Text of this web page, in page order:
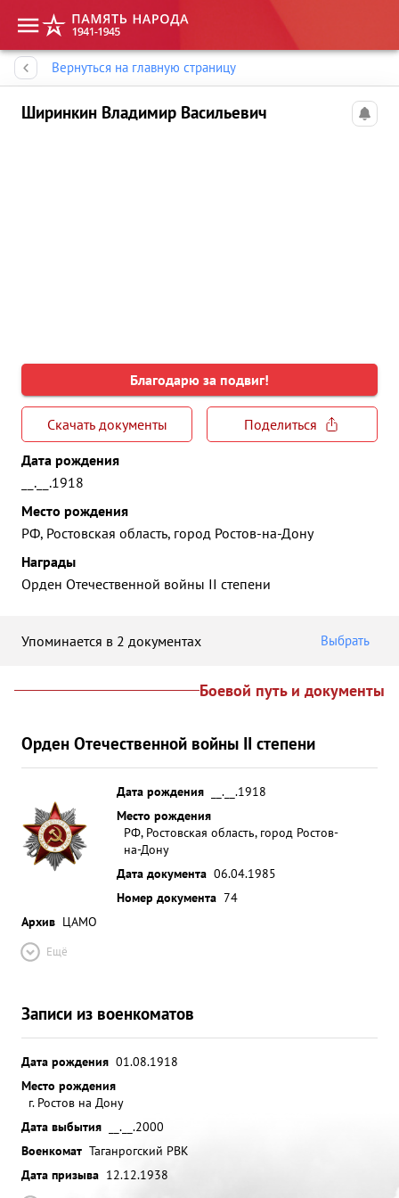
Вернуться на главную страницу
Ширинкин Владимир Васильевич
Благодарю за подвиг!
Скачать документы
Поделиться
Дата рождения
__.__.1918
Место рождения
РФ, Ростовская область, город Ростов-на-Дону
Награды
Орден Отечественной войны II степени
Упоминается в 2 документах Выбрать
Боевой путь и документы
Орден Отечественной войны II степени
Дата рождения
__.__.1918
Место рождения
РФ, Ростовская область, город Ростов-
на-Дону
Дата документа 06.04.1985
Номер документа 74
Архив ЦАМО
Ещё
Записи из военкоматов
Дата рождения 01.08.1918
Место рождения
г. Ростов на Дону
Дата выбытия
__.__.2000
Военкомат Таганрогский РВК
Дата призыва 12.12.1938
Память народа